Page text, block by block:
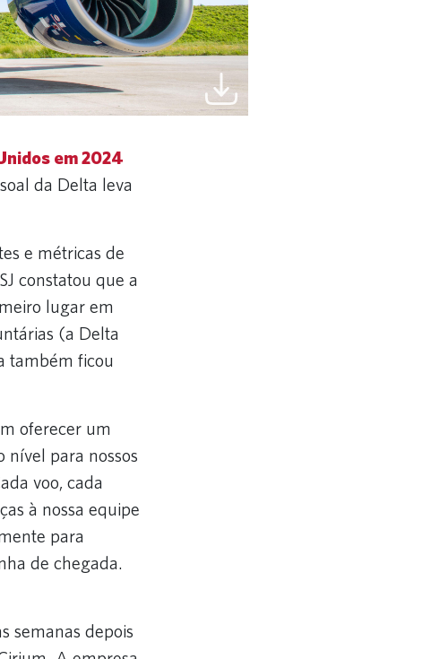
em 2024
da Delta leva
e métricas de
constatou que a
lugar em
(a Delta
também ficou
oferecer um
nível para nossos
voo, cada
à nossa equipe
para
de chegada.
semanas depois